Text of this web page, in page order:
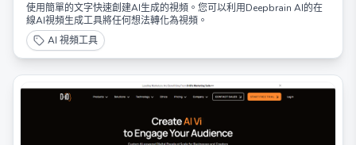
使用簡單的文字快速創建AI生成的視頻。您可以利用Deepbrain AI的在
線AI視頻生成工具將任何想法轉化為視頻。
AI 視頻工具